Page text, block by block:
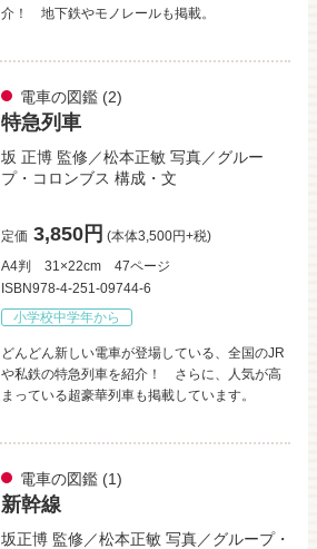
介！ 地下鉄やモノレールも掲載。
電車の図鑑(2)
特急列車
坂 正博 監修／松本正敏 写真／グルー
プ・コロンブス 構成・文
定価 3,850円 (本体3,500円+税)
A4判
31×22cm
47ページ
ISBN978-4-251-09744-6
小学校中学年から
どんどん新しい電車が登場している、全国のJR
や私鉄の特急列車を紹介！ さらに、人気が高
まっている超豪華列車も掲載しています。
電車の図鑑(1)
新幹線
坂正博 監修／松本正敏 写真／グループ・